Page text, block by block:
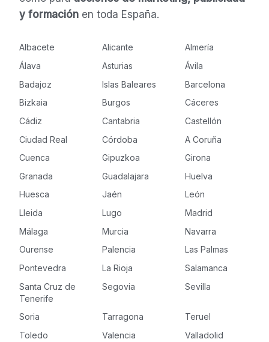
y formaciónen toda España.
Albacete Alicante
Almería
Álava
Asturias
Ávila
Badajoz
Islas Baleares
Barcelona
Bizkaia
Burgos
Cáceres
Cádiz
Cantabria
Castellón
Ciudad Real
Córdoba
A Coruña
Cuenca
Gipuzkoa
Girona
Granada
Guadalajara
Huelva
Huesca
Jaén
León
Lleida
Lugo
Madrid
Málaga
Murcia
Navarra
Ourense
Palencia
Las Palmas
Pontevedra
La Rioja
Salamanca
Santa Cruz de
Tenerife
Segovia Sevilla
Soria Tarragona
Teruel
Toledo
Valencia
Valladolid